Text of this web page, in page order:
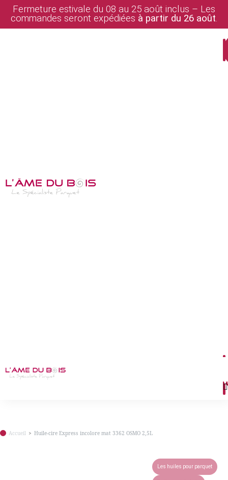
Fermeture estivale du 08 au 25 août inclus – Les
commandes seront expédiées à partir du 26 août.
Accueil Huile-cire Express incolore mat 3362 OSMO 2,5L
Les huiles pour parquet